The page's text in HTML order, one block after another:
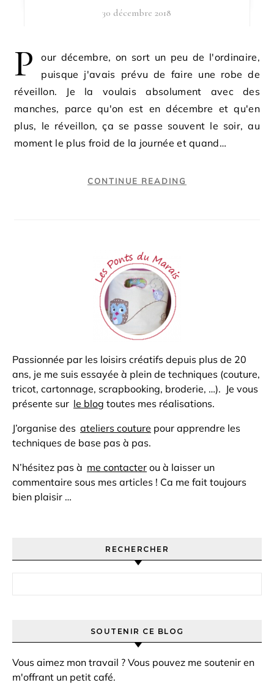
30 décembre 2018
P
our décembre, on sort un peu de l'ordinaire,
puisque j'avais prévu de faire une robe de
réveillon. Je la voulais absolument avec des
manches, parce qu'on est en décembre et qu'en
plus, le réveillon, ça se passe souvent le soir, au
moment le plus froid de la journée et quand…
CONTINUE READING
Passionnée par les loisirs créatifs depuis plus de 20
ans, je me suis essayée à plein de techniques (couture,
tricot, cartonnage, scrapbooking, broderie, …). Je vous
présente sur le blog toutes mes réalisations.
J’organise des ateliers couture pour apprendre les
techniques de base pas à pas.
N’hésitez pas à me contacter ou à laisser un
commentaire sous mes articles ! Ca me fait toujours
bien plaisir …
RECHERCHER
SOUTENIR CE BLOG
Vous aimez mon travail ? Vous pouvez me soutenir en
m'offrant un petit café.